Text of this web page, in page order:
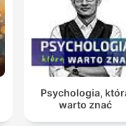
Psychologia,
warto znać